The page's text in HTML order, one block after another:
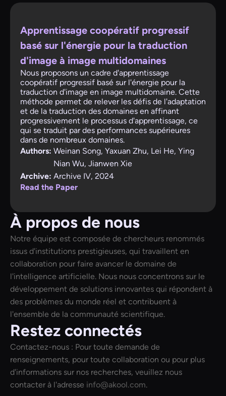
Apprentissage coopératif progressif
basé sur l'énergie pour la traduction
d'image à image multidomaines
Nous proposons un cadre d'apprentissage
coopératif progressif basé sur l'énergie pour la
traduction d'image en image multidomaine. Cette
méthode permet de relever les défis de l'adaptation
et de la traduction des domaines en affinant
progressivement le processus d'apprentissage, ce
qui se traduit par des performances supérieures
dans de nombreux domaines.
Authors: Weinan Song, Yaxuan Zhu, Lei He, Ying
Nian Wu, Jianwen Xie
Archive: Archive IV, 2024
Read the Paper
À propos de nous
Notre équipe est composée de chercheurs renommés
issus d'institutions prestigieuses, qui travaillent en
collaboration pour faire avancer le domaine de
l'intelligence artificielle. Nous nous concentrons sur le
développement de solutions innovantes qui répondent à
des problèmes du monde réel et contribuent à
l'ensemble de la communauté scientifique.
Restez connectés
Contactez-nous : Pour toute demande de
renseignements, pour toute collaboration ou pour plus
d'informations sur nos recherches, veuillez nous
contacter à l'adresse info@akool.com.